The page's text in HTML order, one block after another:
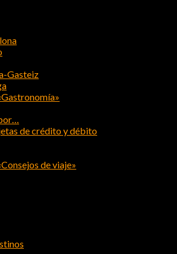
Gasteiz
de crédito y débito
de viaje»